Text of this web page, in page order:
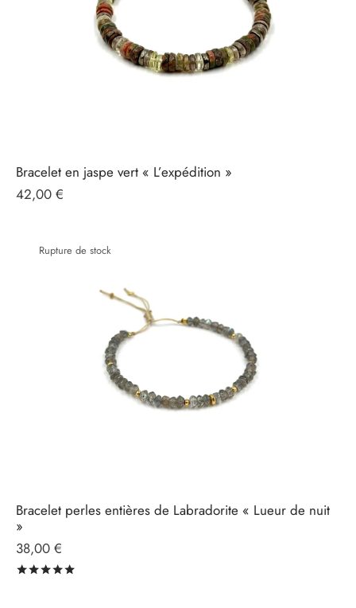
Bracelet en jaspe vert « L’expédition »
42,00 €
Rupture de stock
Bracelet perles entières de Labradorite « Lueur de nuit
»
38,00 €